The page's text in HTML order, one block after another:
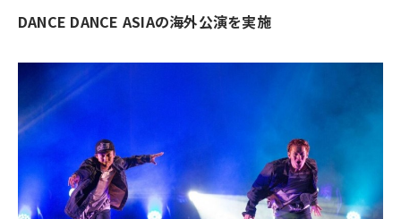
DANCE DANCE ASIAの海外公演を実施